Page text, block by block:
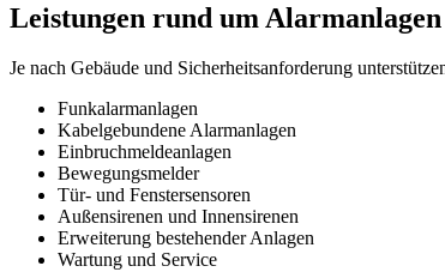
Leistungen rund um Alarmanlagen
Je nach Gebäude und Sicherheitsanforderung
Funkalarmanlagen
Kabelgebundene Alarmanlagen
Einbruchmeldeanlagen
Bewegungsmelder
Tür- und Fenstersensoren
Außensirenen und Innensirenen
Erweiterung bestehender Anlagen
Wartung und Service